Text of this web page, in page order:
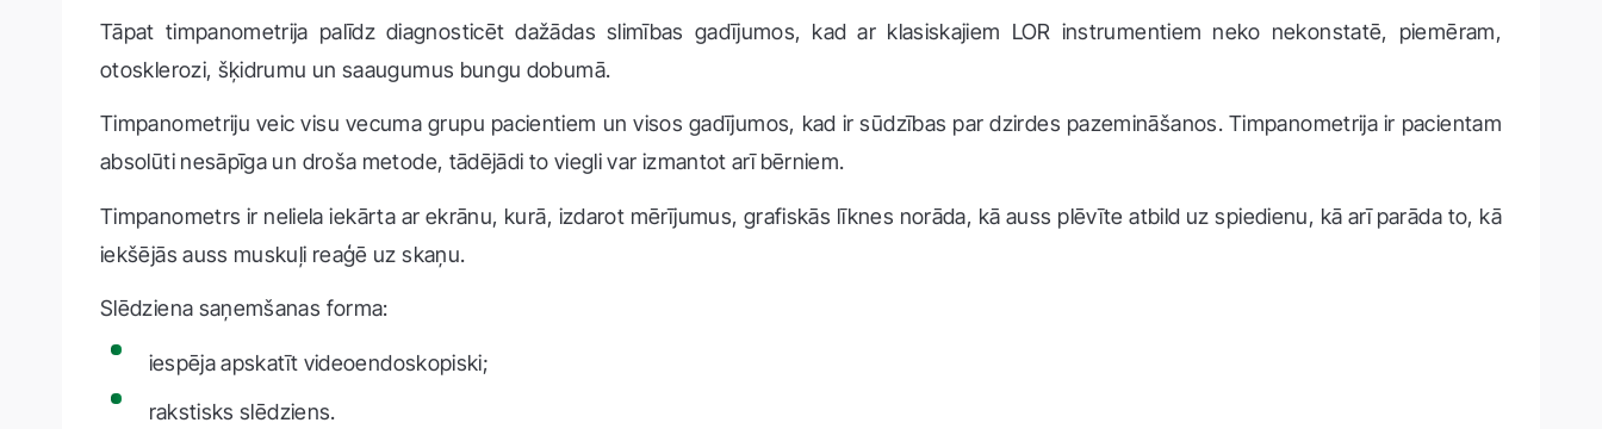
Tāpat timpanometrija palīdz diagnosticēt dažādas slimības gadījumos, kad ar klasiskajiem LOR instrumentiem neko nekonstatē, piemēram,
otosklerozi, šķidrumu un saaugumus bungu dobumā.
Timpanometriju veic visu vecuma grupu pacientiem un visos gadījumos, kad ir sūdzības par dzirdes pazemināšanos. Timpanometrija ir pacientam
absolūti nesāpīga un droša metode, tādējādi to viegli var izmantot arī bērniem.
Timpanometrs ir neliela iekārta ar ekrānu, kurā, izdarot mērījumus, grafiskās līknes norāda, kā auss plēvīte atbild uz spiedienu, kā arī parāda to, kā
iekšējās auss muskuļi reaģē uz skaņu.
Slēdziena saņemšanas forma:
iespēja apskatīt videoendoskopiski;
rakstisks slēdziens.